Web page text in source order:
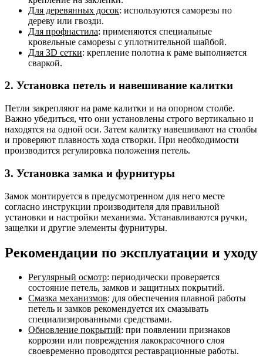
Для деревянных досок: используются саморезы по
дереву или гвозди.
Для профнастила: применяются специальные
кровельные саморезы с уплотнительной шайбой.
Для 3D сетки: крепление полотна к раме выполняется
сваркой.
2. Установка петель и навешивание калитки
Петли закрепляют на раме калитки и на опорном столбе.
Важно убедиться, что они установлены строго вертикально и
находятся на одной оси. Затем калитку навешивают на столбы
и проверяют плавность хода створки. При необходимости
производится регулировка положения петель.
3. Установка замка и фурнитуры
Замок монтируется в предусмотренном для него месте
согласно инструкции производителя для правильной
установки и настройки механизма. Устанавливаются ручки,
защелки и другие элементы фурнитуры.
Рекомендации по эксплуатации и уходу
Регулярный осмотр: периодически проверяется
состояние петель, замков и защитных покрытий.
Смазка механизмов: для обеспечения плавной работы
петель и замков рекомендуется их смазывать
специализированными средствами.
Обновление покрытий: при появлении признаков
коррозии или повреждения лакокрасочного слоя
своевременно проводятся реставрационные работы.